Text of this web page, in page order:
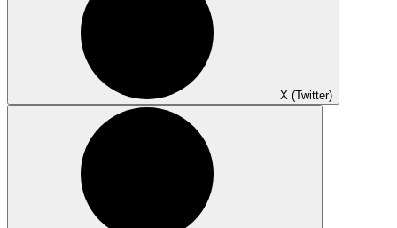
X (Twitter)